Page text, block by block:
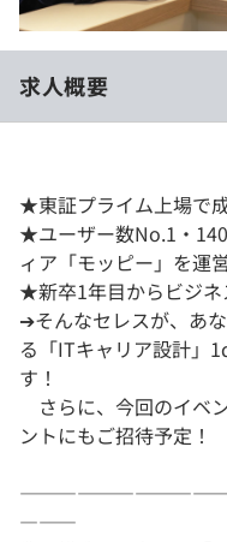
学校向けプラン
契約内容・クーポン
求人概要
★東証プライム上場で
★ユーザー数No.1・
ィア「モッピー」を運
★新卒1年目からビジネ
➔そんなセレスが、あ
る「ITキャリア設計」
す！
さらに、今回のイベ
ントにもご招待予定！
―――